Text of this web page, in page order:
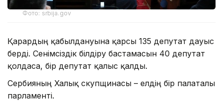
Фото: srbija.gov
Қарардың қабылдануына қарсы 135 депутат дауыс
берді. Сенімсіздік білдіру бастамасын 40 депутат
қолдаса, бір депутат қалыс қалды.
Сербияның Халық скупщинасы – елдің бір палаталы
парламенті.